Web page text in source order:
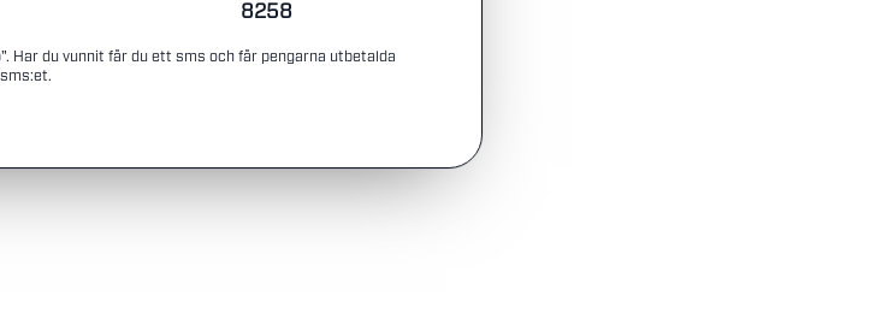
8258
Har du vunnit får du ett sms och får pengarna utbetalda